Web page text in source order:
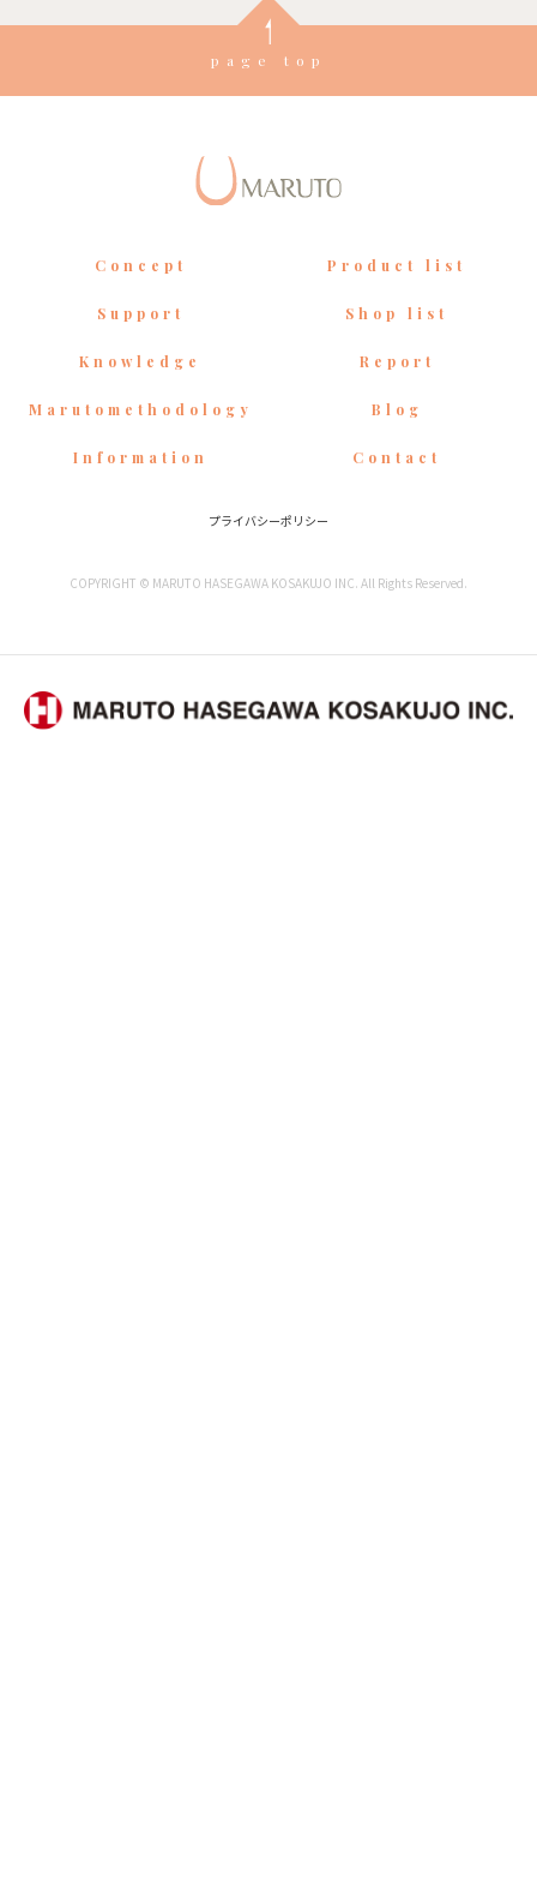
page top
Concept Product list
Support Shop list
Knowledge Report
Marutomethodology Blog
Information Contact
プライバシーポリシー
COPYRIGHT © MARUTO HASEGAWA KOSAKUJO INC. All Rights Reserved.